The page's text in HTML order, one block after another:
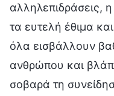
αλληλεπιδράσεις,
τα ευτελή έθιμα
όλα εισβάλλουν
ανθρώπου και
σοβαρά τη